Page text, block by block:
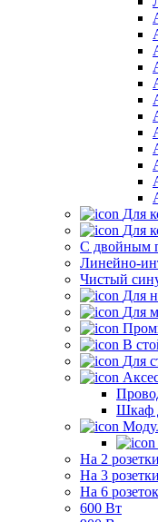
Для
Для
C двойным
Линейно-
Чистый
Для
Для
В
Для
Шкаф
На 2 розетки
На 3 розетки
На 6 розеток
600 Вт